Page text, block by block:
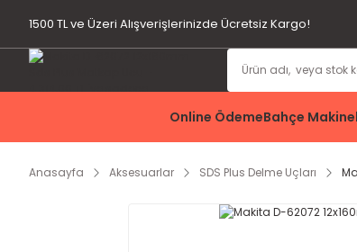
1500 TL ve Üzeri Alışverişlerinizde Ücretsiz Kargo!
Online ÖdemeBahçe
Anasayfa Aksesuarlar SDS Plus Delme Uçları